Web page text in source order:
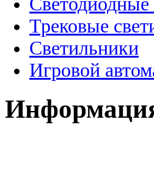
Трековые
Светильники
Игровой